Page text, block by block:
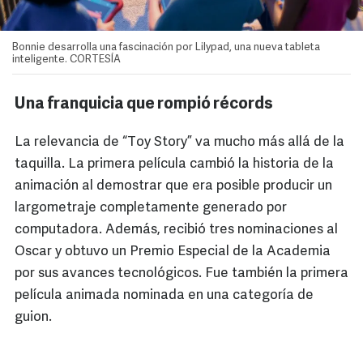
Bonnie desarrolla una fascinación por Lilypad, una nueva tableta
inteligente. CORTESÍA
Una franquicia que rompió récords
La relevancia de “Toy Story” va mucho más allá de la
taquilla. La primera película cambió la historia de la
animación al demostrar que era posible producir un
largometraje completamente generado por
computadora. Además, recibió tres nominaciones al
Oscar y obtuvo un Premio Especial de la Academia
por sus avances tecnológicos. Fue también la primera
película animada nominada en una categoría de
guion.